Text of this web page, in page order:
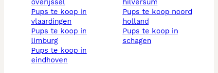
overijssel
pups te koop in
vlaardingen
pups te koop in
limburg
pups te koop in
eindhoven
hilversum
pups te koop noord
holland
pups te koop in
schagen